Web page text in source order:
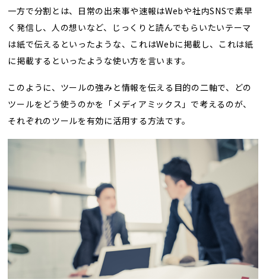
一方で分割とは、日常の出来事や速報はWebや社内SNSで素早
く発信し、人の想いなど、じっくりと読んでもらいたいテーマ
は紙で伝えるといったような、これはWebに掲載し、これは紙
に掲載するといったような使い方を言います。
このように、ツールの強みと情報を伝える目的の二軸で、どの
ツールをどう使うのかを「メディアミックス」で考えるのが、
それぞれのツールを有効に活用する方法です。